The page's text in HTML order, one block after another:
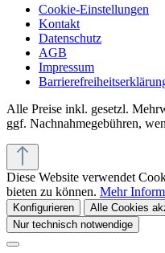
Cookie-Einstellungen
Kontakt
Datenschutz
AGB
Impressum
Alle Preise inkl. gesetzl.
ggf. Nachnahmegebühren,
Diese Website verwendet
bieten zu können. Mehr
Konfigurieren
Alle Cookies
Nur technisch notwendige